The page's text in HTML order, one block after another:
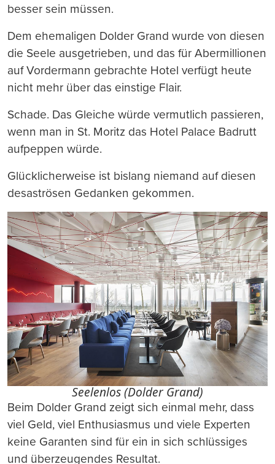
besser sein müssen.
Dem ehemaligen Dolder Grand wurde von diesen
die Seele ausgetrieben, und das für Abermillionen
auf Vordermann gebrachte Hotel verfügt heute
nicht mehr über das einstige Flair.
Schade. Das Gleiche würde vermutlich passieren,
wenn man in St. Moritz das Hotel Palace Badrutt
aufpeppen würde.
Glücklicherweise ist bislang niemand auf diesen
desaströsen Gedanken gekommen.
Seelenlos (Dolder Grand)
Beim Dolder Grand zeigt sich einmal mehr, dass
viel Geld, viel Enthusiasmus und viele Experten
keine Garanten sind für ein in sich schlüssiges
und überzeugendes Resultat.